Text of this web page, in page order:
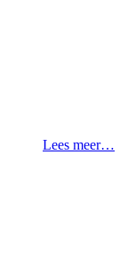
Lees meer…